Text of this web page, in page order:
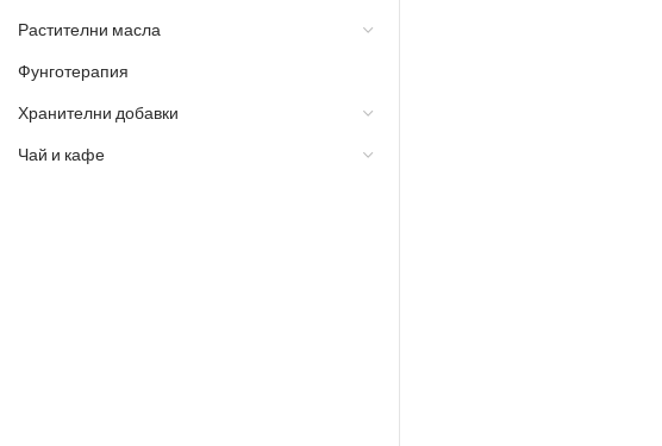
Растителни масла
Фунготерапия
Хранителни добавки
Чай и кафе